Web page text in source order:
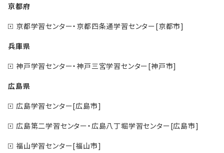
京都府
京都学習センター・京都四条通学習センター[京都市]
兵庫県
神戸学習センター・神戸三宮学習センター[神戸市]
広島県
広島学習センター[広島市]
広島第二学習センター・広島八丁堀学習センター[広島市]
福山学習センター[福山市]